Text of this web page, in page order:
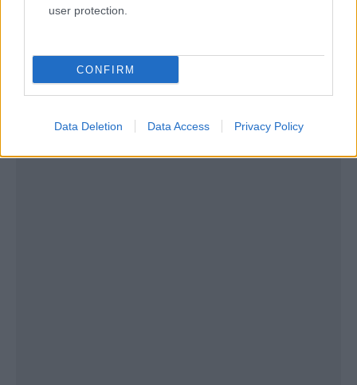
user protection.
CONFIRM
Data Deletion Data Access Privacy Policy
Πάνω σε πουρέ Πατάτας-Μελιτζάνα, Μπουκέτο